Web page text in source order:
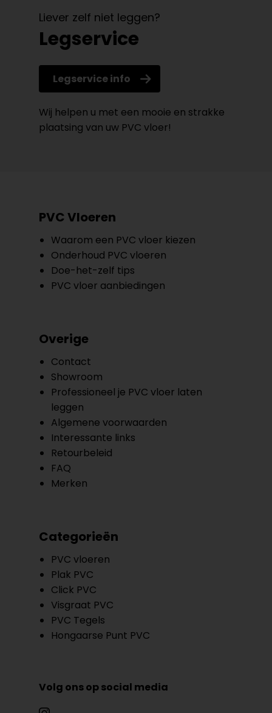
Liever zelf niet leggen?
Legservice
Legservice info
Wij helpen u met een mooie en strakke
plaatsing van uw PVC vloer!
PVC Vloeren
Waarom een PVC vloer kiezen
Onderhoud PVC vloeren
Doe-het-zelf tips
PVC vloer aanbiedingen
Overige
Contact
Showroom
Professioneel je PVC vloer laten
leggen
Algemene voorwaarden
Interessante links
Retourbeleid
FAQ
Merken
Categorieën
PVC vloeren
Plak PVC
Click PVC
Visgraat PVC
PVC Tegels
Hongaarse Punt PVC
Volg ons op social media